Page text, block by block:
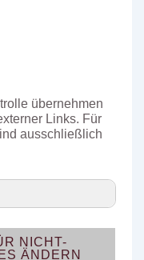
übernehmen
Links. Für
ausschließlich
NICHT-
ÄNDERN